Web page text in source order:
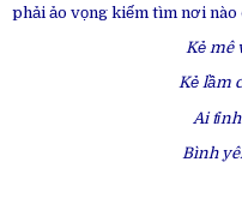
phải ảo vọng kiếm tìm nơi nào
Kẻ mê
Kẻ lầm
Ai
Bình